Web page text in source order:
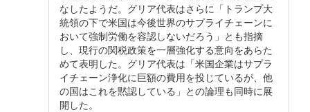
なしたようだ。グリア代表はさらに「トランプ大
統領の下で米国は今後世界のサプライチェーンに
おいて強制労働を容認しないだろう」とも指摘
し、現行の関税政策を一層強化する意向をあらた
めて表明した。グリア代表は「米国企業はサプラ
イチェーン浄化に巨額の費用を投じているが、他
の国はこれを黙認している」との論理も同時に展
開した。